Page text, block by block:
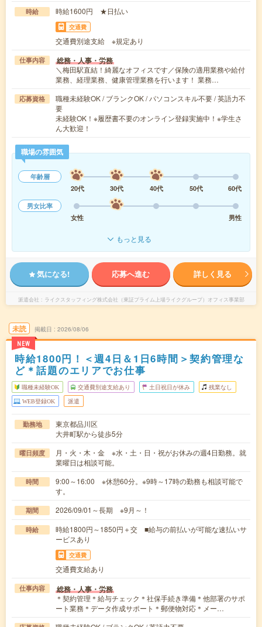
時給 時給1600円 ★日払い
交通費
交通費別途支給 ※規定あり
仕事内容 総務・人事・労務
＼梅田駅直結！綺麗なオフィスです／保険の適用業務や給付
業務、経理業務、健康管理業務を行います！ 業務…
応募資格
職種未経験OK / ブランクOK / パソコンスキル不要 / 英語力不
要
未経験OK！※履歴書不要のオンライン登録実施中！※学生さ
ん大歓迎！
職場の雰囲気
年齢層
20代
30代 40代 50代
60代
男女比率
女性
男性
もっと見る
気になる! 応募へ進む 詳しく見る
派遣会社 ライクスタッフィング株式会社（東証プライム上場ライクグループ）オフィス事業部
未読
NEW
掲載日 2026/08/06
時給1800円！＜週4日＆1日6時間＞契約管理な
ど＊話題のエリアでお仕事
職種未経験OK 交通費別途支給あり 土日祝日が休み 残業なし
WEB登録OK 派遣
勤務地
東京都品川区
大井町駅から徒歩5分
曜日頻度
月・火・木・金 ※水・土・日・祝がお休みの週4日勤務。就
業曜日は相談可能。
時間
9:00～16:00 ※休憩60分。※9時～17時の勤務も相談可能で
す。
期間 2026/09/01～長期 ※9月～！
時給
時給1800円～1850円＋交 ■給与の前払いが可能な速払いサ
ービスあり
交通費
交通費支給あり
仕事内容 総務・人事・労務
＊契約管理＊給与チェック＊社保手続き準備＊他部署のサポ
ート業務＊データ作成サポート＊郵便物対応＊メー…